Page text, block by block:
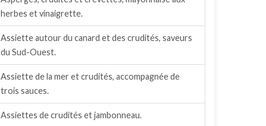
herbes et vinaigrette.
Assiette autour du canard et des crudités, saveurs
du Sud-Ouest.
Assiette de la mer et crudités, accompagnée de
trois sauces.
Assiettes de crudités et jambonneau.